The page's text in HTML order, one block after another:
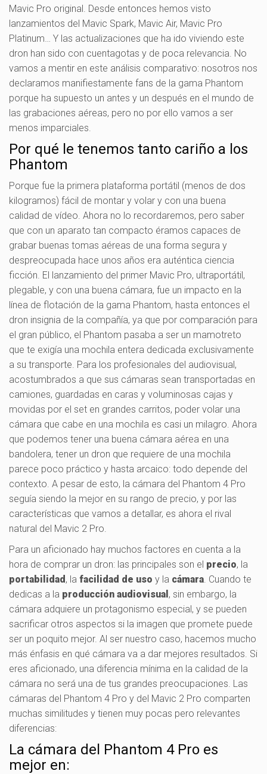
Mavic Pro original. Desde entonces hemos visto
lanzamientos del Mavic Spark, Mavic Air, Mavic Pro
Platinum… Y las actualizaciones que ha ido viviendo este
dron han sido con cuentagotas y de poca relevancia. No
vamos a mentir en este análisis comparativo: nosotros nos
declaramos manifiestamente fans de la gama Phantom
porque ha supuesto un antes y un después en el mundo de
las grabaciones aéreas, pero no por ello vamos a ser
menos imparciales.
Por qué le tenemos tanto cariño a los
Phantom
Porque fue la primera plataforma portátil (menos de dos
kilogramos) fácil de montar y volar y con una buena
calidad de vídeo. Ahora no lo recordaremos, pero saber
que con un aparato tan compacto éramos capaces de
grabar buenas tomas aéreas de una forma segura y
despreocupada hace unos años era auténtica ciencia
ficción. El lanzamiento del primer Mavic Pro, ultraportátil,
plegable, y con una buena cámara, fue un impacto en la
línea de flotación de la gama Phantom, hasta entonces el
dron insignia de la compañía, ya que por comparación para
el gran público, el Phantom pasaba a ser un mamotreto
que te exigía una mochila entera dedicada exclusivamente
a su transporte. Para los profesionales del audiovisual,
acostumbrados a que sus cámaras sean transportadas en
camiones, guardadas en caras y voluminosas cajas y
movidas por el set en grandes carritos, poder volar una
cámara que cabe en una mochila es casi un milagro. Ahora
que podemos tener una buena cámara aérea en una
bandolera, tener un dron que requiere de una mochila
parece poco práctico y hasta arcaico: todo depende del
contexto. A pesar de esto, la cámara del Phantom 4 Pro
seguía siendo la mejor en su rango de precio, y por las
características que vamos a detallar, es ahora el rival
natural del Mavic 2 Pro.
Para un aficionado hay muchos factores en cuenta a la
hora de comprar un dron: las principales son el precio, la
portabilidad , la facilidad de uso y la cámara. Cuando te
dedicas a la producción audiovisual , sin embargo, la
cámara adquiere un protagonismo especial, y se pueden
sacrificar otros aspectos si la imagen que promete puede
ser un poquito mejor. Al ser nuestro caso, hacemos mucho
más énfasis en qué cámara va a dar mejores resultados. Si
eres aficionado, una diferencia mínima en la calidad de la
cámara no será una de tus grandes preocupaciones. Las
cámaras del Phantom 4 Pro y del Mavic 2 Pro comparten
muchas similitudes y tienen muy pocas pero relevantes
diferencias:
La cámara del Phantom 4 Pro es
mejor en: